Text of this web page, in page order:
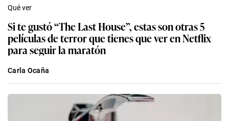
Qué ver
Si te gustó “The Last House”, estas son otras 5
películas de terror que tienes que ver en Netflix
para seguir la maratón
Carla Ocaña